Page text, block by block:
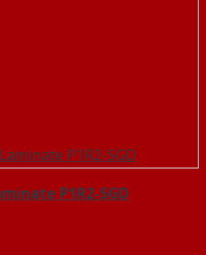
P1R2-SGD